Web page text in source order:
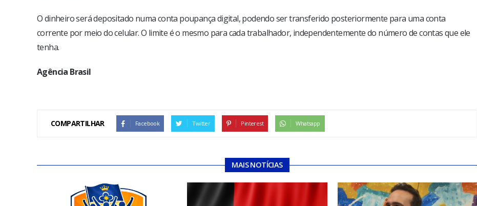
O dinheiro será depositado numa conta poupança digital, podendo ser transferido posteriormente para uma conta
corrente por meio do celular. O limite é o mesmo para cada trabalhador, independentemente do número de contas que ele
tenha.
Agência Brasil
COMPARTILHAR Facebook Twitter Pinterest Whatsapp
MAIS NOTÍCIAS